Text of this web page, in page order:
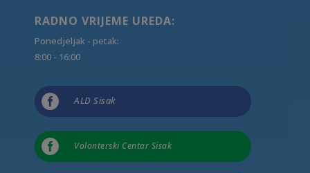
RADNO VRIJEME UREDA:
Ponedjeljak - petak:
8:00 - 16:00
 ALD Sisak
 Volonterski Centar Sisak